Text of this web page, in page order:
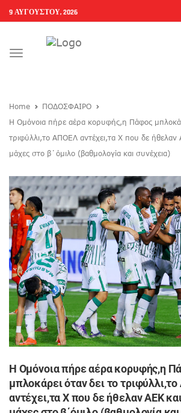
9 ΑΥΓΟΎΣΤΟΥ, 2026
Toggle
Home
ΠΟΔΟΣΦΑΙΡΟ
Η Ομόνοια πήρε αέρα κορυφής,η Πάφος
τριφύλλι,το ΑΠΟΕΛ αντέχει,τα Χ που δε ήθελαν
μάχες στο β΄όμιλο (βαθμολογία και συνέχεια)
Η Ομόνοια πήρε αέρα κορυφής,η
μπλοκάρει όταν δει το
αντέχει,τα Χ που δε ήθελαν ΑΕΚ